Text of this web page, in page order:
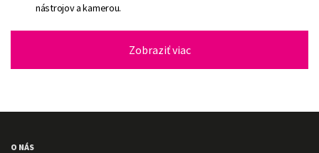
nástrojov a kamerou.
Zobraziť viac
O NÁS